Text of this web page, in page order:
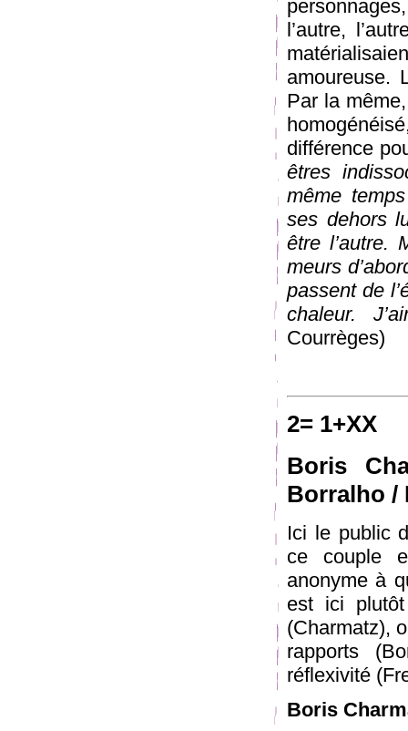
l’autre,
amoureuse.
Par la
différence
êtres
même
ses dehors
être l’autre.
meurs
passent de
chaleur.
Courrèges)
2= 1+XX
Boris
Borralho /
Ici le public
ce couple
anonyme à
est ici
(Charmatz),
rapports
réflexivité
Boris